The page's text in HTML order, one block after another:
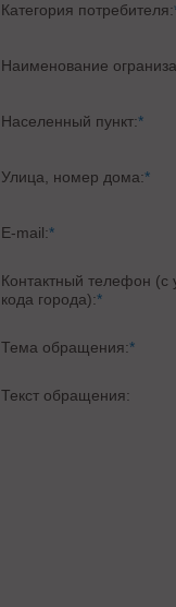
Категория потребителя:
Наименование
Населенный пункт:*
Улица, номер дома:*
E-mail:*
Контактный телефон (с
кода города):*
Тема обращения:*
Текст обращения: